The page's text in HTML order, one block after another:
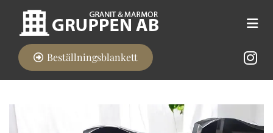
Beställningsblankett